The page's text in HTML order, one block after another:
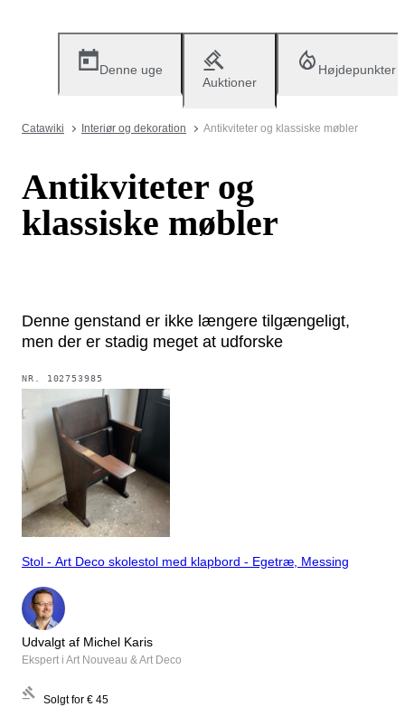
Denne uge
Auktioner
Højdepunkter
Catawiki Interiør og dekoration Antikviteter og klassiske møbler
Antikviteter og
klassiske møbler
Denne genstand er ikke længere tilgængeligt,
men der er stadig meget at udforske
NR. 102753985
Stol - Art Deco skolestol med klapbord - Egetræ, Messing
Udvalgt af Michel Karis
Ekspert i Art Nouveau & Art Deco
Solgt for € 45